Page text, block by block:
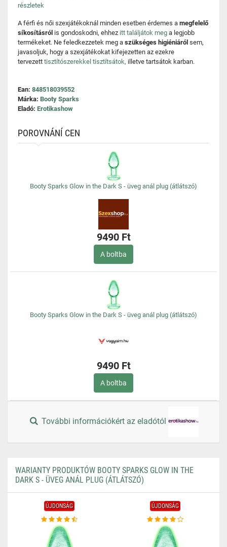
részletek
A férfi és női szexjátékoknál minden esetben érdemes a megfelelő
síkosításról is gondoskodni, ehhez itt találjátok meg a legjobb
termékeket. Ne feledkezzetek meg a szükséges higiéniáról sem,
javasoljuk, hogy a szexjátékokat kifejezetten az ezekre
tervezett tisztítószerekkel tisztítsátok, illetve tartsátok karban.
Ean: 848518039552
Márka: Booty Sparks
Eladó: Erotikashow
POROVNÁNÍ CEN
Booty Sparks Glow in the Dark S - üveg anál plug (átlátszó)
9490 Ft
A boltba
Booty Sparks Glow in the Dark S - üveg anál plug (átlátszó)
9490 Ft
A boltba
További információkért az eladótól
WARIANTY PRODUKTÓW BOOTY SPARKS GLOW IN THE
DARK S - ÜVEG ANÁL PLUG (ÁTLÁTSZÓ)
ÚJDONSÁG ÚJDONSÁG